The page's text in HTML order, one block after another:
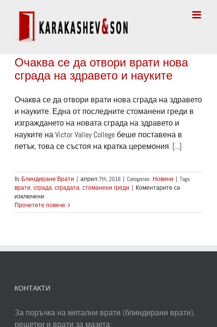
Очаква се да отвори врати нова
сграда на здравето и науките
Очаква се да отвори врати нова сграда на здравето
и науките. Една от последните стоманени греди в
изграждането на новата сграда на здравето и
науките на Victor Valley College беше поставена в
петък, това се състоя на кратка церемония. [...]
By Блиндирани Врати | април 7th, 2016 | Categories: Новини | Tags:
врати, сграда, сградата, стоманени греди | Коментарите са
изключени
Очаква
се
науките
Прочетете повече
КОНТАКТИ
За поръчка на метални врати (блиндирани врати),
решетки и врати за мазета: